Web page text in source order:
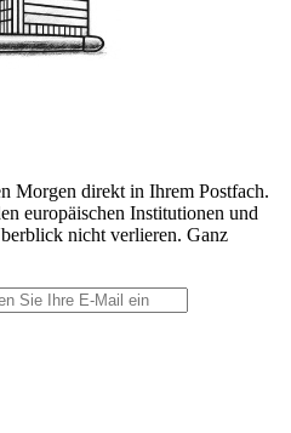
Morgen direkt in Ihrem Postfach.
europäischen Institutionen und
nicht verlieren. Ganz